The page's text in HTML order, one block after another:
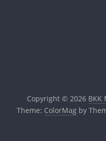
Copyright © 2026 BKK
Theme: ColorMagby